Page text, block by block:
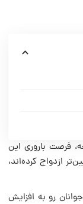
فرصت باروری این
ازدواج کرده‌اند،
رو به افزایش